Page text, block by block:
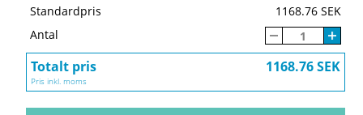
kan också användas för att renovera dina gamla fönster
Standardpris
1168.76 SEK
Antal
Totalt pris 1168.76 SEK
Pris inkl. moms